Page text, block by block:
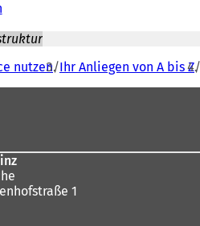
nutzen Ihr Anliegen von A bis Z
1